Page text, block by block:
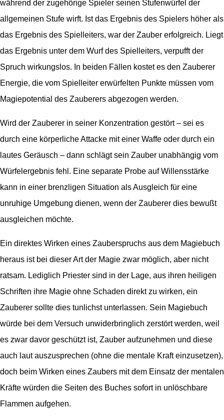
während der zugehörige Spieler seinen Stufenwürfel der
allgemeinen Stufe wirft. Ist das Ergebnis des Spielers höher als
das Ergebnis des Spielleiters, war der Zauber erfolgreich. Liegt
das Ergebnis unter dem Wurf des Spielleiters, verpufft der
Spruch wirkungslos. In beiden Fällen kostet es den Zauberer
Energie, die vom Spielleiter erwürfelten Punkte müssen vom
Magiepotential des Zauberers abgezogen werden.
Wird der Zauberer in seiner Konzentration gestört – sei es
durch eine körperliche Attacke mit einer Waffe oder durch ein
lautes Geräusch – dann schlägt sein Zauber unabhängig vom
Würfelergebnis fehl. Eine separate Probe auf Willensstärke
kann in einer brenzligen Situation als Ausgleich für eine
unruhige Umgebung dienen, wenn der Zauberer dies bewußt
ausgleichen möchte.
Ein direktes Wirken eines Zauberspruchs aus dem Magiebuch
heraus ist bei dieser Art der Magie zwar möglich, aber nicht
ratsam. Lediglich Priester sind in der Lage, aus ihren heiligen
Schriften ihre Magie ohne Schaden direkt zu wirken, ein
Zauberer sollte dies tunlichst unterlassen. Sein Magiebuch
würde bei dem Versuch unwiderbringlich zerstört werden, weil
es zwar davor geschützt ist, Zauber aufzunehmen und diese
auch laut auszusprechen (ohne die mentale Kraft einzusetzen),
doch beim Wirken eines Zaubers mit dem Einsatz der mentalen
Kräfte würden die Seiten des Buches sofort in unlöschbare
Flammen aufgehen.